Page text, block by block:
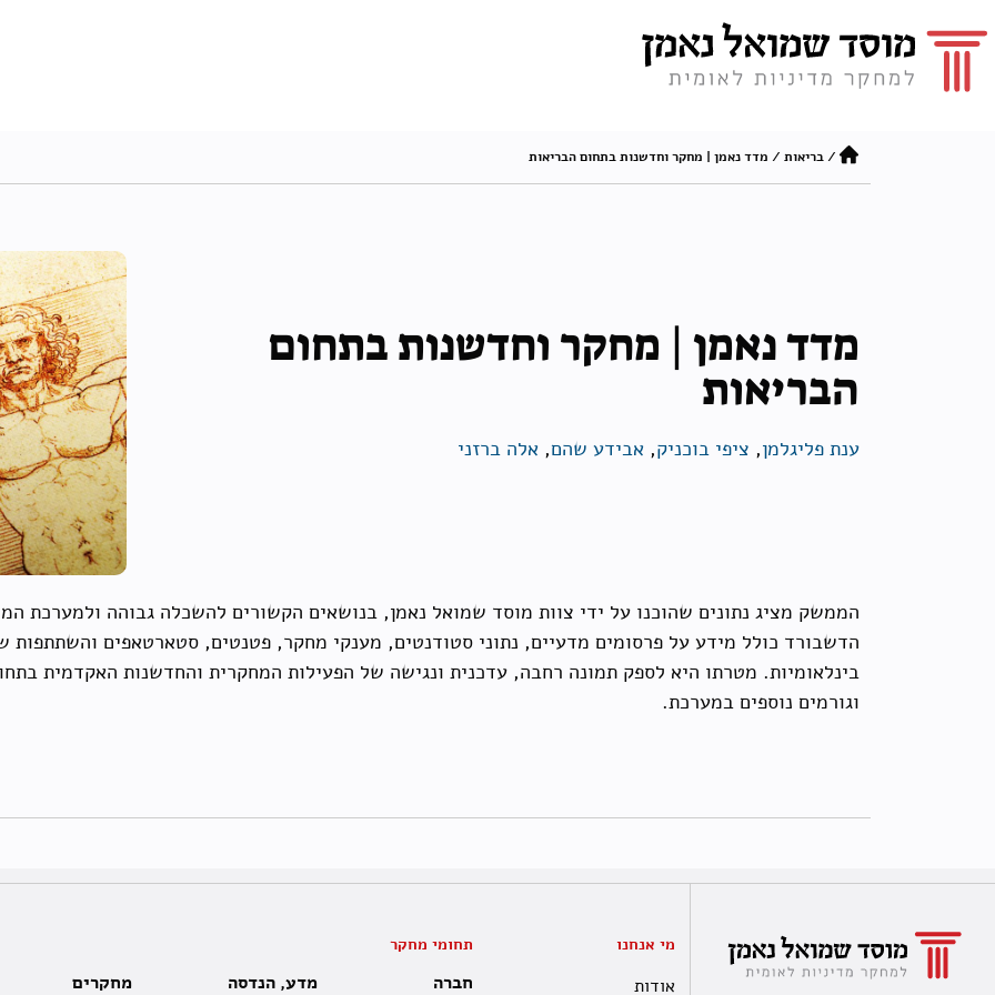
/בריאות / מדד נאמן | מחקר וחדשנות בתחום הבריאות
מדד נאמן | מחקר וחדשנות בתחום
הבריאות
ענת פליגלמן, ציפי בוכניק, אבידע שהם, אלה ברזני
הממשק מציג נתונים שהוכנו על ידי צוות מוסד שמואל נאמן, בנושאים הקשורים להשכלה גבוהה ולמערכת
הדשבורד כולל מידע על פרסומים מדעיים, נתוני סטודנטים, מענקי מחקר, פטנטים, סטארטאפים והשתתפות
בינלאומיות. מטרתו היא לספק תמונה רחבה, עדכנית ונגישה של הפעילות המחקרית והחדשנות האקדמית
וגורמים נוספים במערכת.
מי אנחנו
אודות
תחומי מחקר
חברה
מדע, הנדסה
מחקרים